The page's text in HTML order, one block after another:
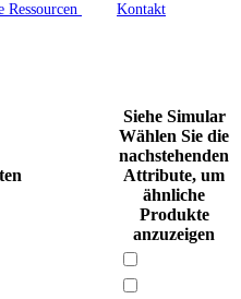
Ressourcen Kontakt
Siehe Simular
Wählen Sie die
nachstehenden
Attribute, um
ähnliche
Produkte
anzuzeigen